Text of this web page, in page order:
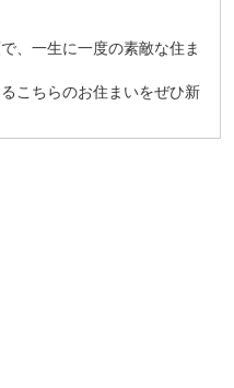
、一生に一度の素敵な住ま
こちらのお住まいをぜひ新